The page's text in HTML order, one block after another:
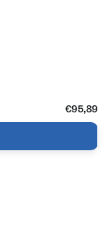
€95,89